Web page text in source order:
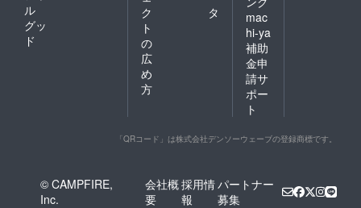
ル
グッ
ド
ク
ト
の
広
め
方
タ
mac
hi-ya
補助
金申
請サ
ポー
ト
「QRコード」は株式会社デンソーウェーブの登録商標です。
© CAMPFIRE,
Inc.
会社概
要
採用情
報
パートナー
募集